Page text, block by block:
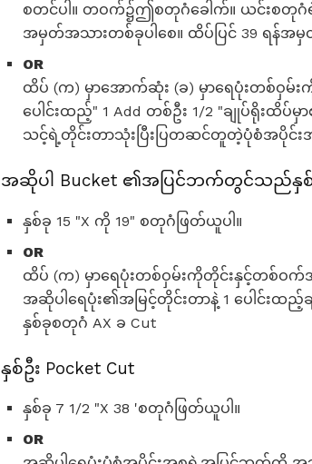
စတင်ပါ။ တဝက်၌ဤစတုဂံခေါက်။ ယင်းစတုဂံ
အမှတ်အသားတစ်ခုပါစေ။ ထိပ်ပြင် 39 ရန်အ
OR
ထိပ် (က) မှာအောက်ဆုံး (ခ) မှာရေပုံးတစ်ဝှမ်း
ပေါင်းထည့်" 1 Add တစ်ဦး 1/2 "ချုပ်ရိုးထိ
သင့်ရဲ့တိုင်းတာသုံးပြီးပြတဆင်တူတဲ့ပုံစံအပိုင်းအ
အဆိုပါ Bucket ၏အပြင်ဘက်တွင်သည်နှစ်
နှစ်ခု 15 "X ကို 19" စတုဂံဖြတ်ယူပါ။
OR
ထိပ် (က) မှာရေပုံးတစ်ဝှမ်းကိုတိုင်းနှင့်တစ်ဝက်
အဆိုပါရေပုံး၏အမြင့်တိုင်းတာနဲ့ 1 ပေါင်းထ
နှစ်ခုစတုဂံ AX ခ Cut
နှစ်ဦး Pocket Cut
နှစ်ခု 7 1/2 "X 38 'စတုဂံဖြတ်ယူပါ။
OR